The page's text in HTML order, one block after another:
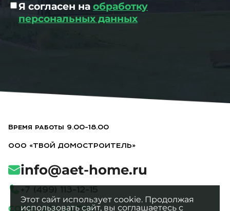
Я согласен на обработку
персональных данных
Время работы 9.00-18.00
ООО «ТВОЙ ДОМОСТРОИТЕЛЬ»
СОТРУДНИЧЕСТВО
info@aet-home.ru
Этот сайт использует cookie. Продолжая
использовать сайт, вы соглашаетесь с